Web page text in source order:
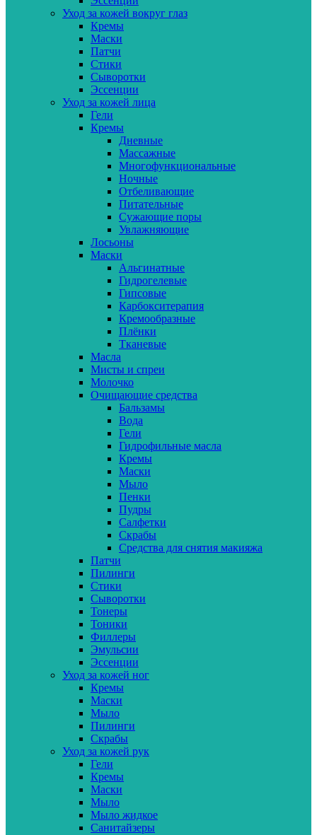
Уход за кожей вокруг глаз
Кремы
Маски
Патчи
Стики
Сыворотки
Эссенции
Уход за кожей лица
Гели
Кремы
Дневные
Массажные
Многофункциональные
Ночные
Отбеливающие
Питательные
Сужающие поры
Увлажняющие
Лосьоны
Маски
Альгинатные
Гидрогелевые
Гипсовые
Карбокситерапия
Кремообразные
Плёнки
Тканевые
Масла
Мисты и спреи
Молочко
Очищающие средства
Бальзамы
Вода
Гели
Гидрофильные масла
Кремы
Маски
Мыло
Пенки
Пудры
Салфетки
Скрабы
Средства для снятия макияжа
Патчи
Пилинги
Стики
Сыворотки
Тонеры
Тоники
Филлеры
Эмульсии
Эссенции
Уход за кожей ног
Кремы
Маски
Мыло
Пилинги
Скрабы
Уход за кожей рук
Гели
Кремы
Маски
Мыло
Мыло жидкое
Санитайзеры